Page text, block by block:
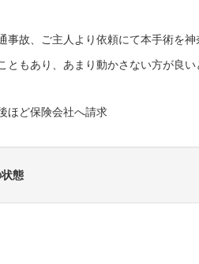
事故、ご主人より依頼にて本手術を
ともあり、あまり動かさない方が良
ほど保険会社へ請求
態